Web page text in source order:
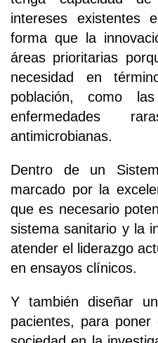
intereses existentes
forma que la
áreas prioritarias
necesidad en
población, como
enfermedades
antimicrobianas.
Dentro de un
marcado por la
que es necesario
sistema sanitario y la
atender el liderazgo
en ensayos clínicos.
Y también diseñar
pacientes, para